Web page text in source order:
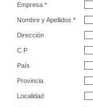
Empresa *
Nombre y Apellidos *
Dirección
C.P
País
Provincia
Localidad